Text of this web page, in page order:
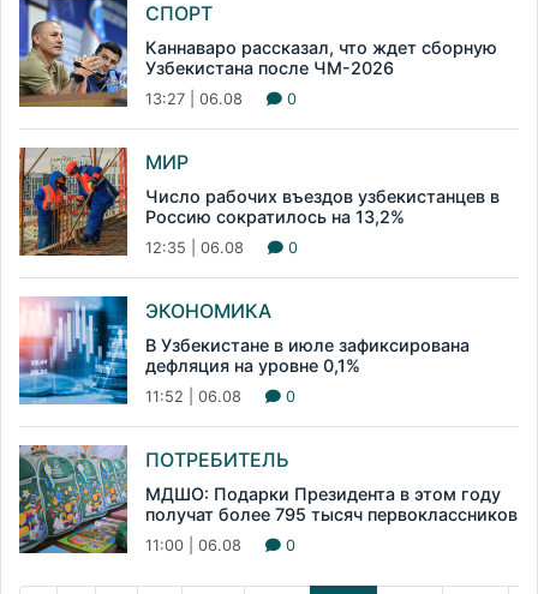
СПОРТ
Каннаваро рассказал, что ждет сборную
Узбекистана после ЧМ-2026
13:27 | 06.08 0
МИР
Число рабочих въездов узбекистанцев в
Россию сократилось на 13,2%
12:35 | 06.08 0
ЭКОНОМИКА
В Узбекистане в июле зафиксирована
дефляция на уровне 0,1%
11:52 | 06.08 0
ПОТРЕБИТЕЛЬ
МДШО: Подарки Президента в этом году
получат более 795 тысяч первоклассников
11:00 | 06.08 0